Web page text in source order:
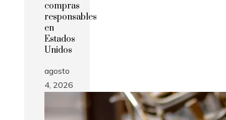
compras
responsables
en
Estados
Unidos
agosto
4, 2026